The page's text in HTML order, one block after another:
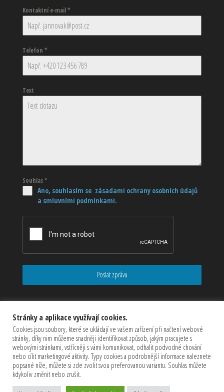
Kontaktní e-mail*
Telefon *
Text
Souhlas*
Ano, souhlasím se zásadami ochrany osobních údajů
a smluvními podmínkami.
Poslat zprávu
Stránky a aplikace využívají cookies.
Cookies jsou soubory, které se ukládají ve vašem zařízení při načtení webové
stránky, díky nim můžeme snadněji identifikovat způsob, jakým pracujete s
webovými stránkami, vstřícněji s vámi komunikovat, odhalit podvodné chování
nebo cílit marketingové aktivity. Typy cookies a podrobnější informace naleznete
popsané níže, můžete si zde zvolit svou preferovanou variantu. Souhlas můžete
kdykoliv změnit nebo zrušit.